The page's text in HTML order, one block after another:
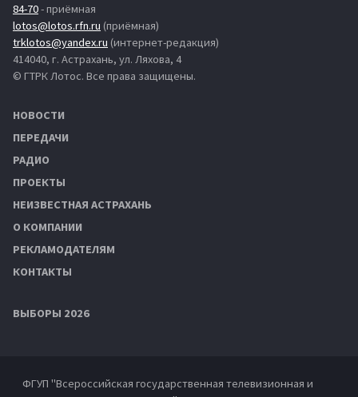
84-70- приёмная
lotos@lotos.rfn.ru (приёмная)
trklotos@yandex.ru (интернет-редакция)
414040, г. Астрахань, ул. Ляхова, 4
© ГТРК Лотос. Все права защищены.
НОВОСТИ
ПЕРЕДАЧИ
РАДИО
ПРОЕКТЫ
НЕИЗВЕСТНАЯ АСТРАХАНЬ
О КОМПАНИИ
РЕКЛАМОДАТЕЛЯМ
КОНТАКТЫ
ВЫБОРЫ 2026
ФГУП "Всероссийская государственная телевизионная и